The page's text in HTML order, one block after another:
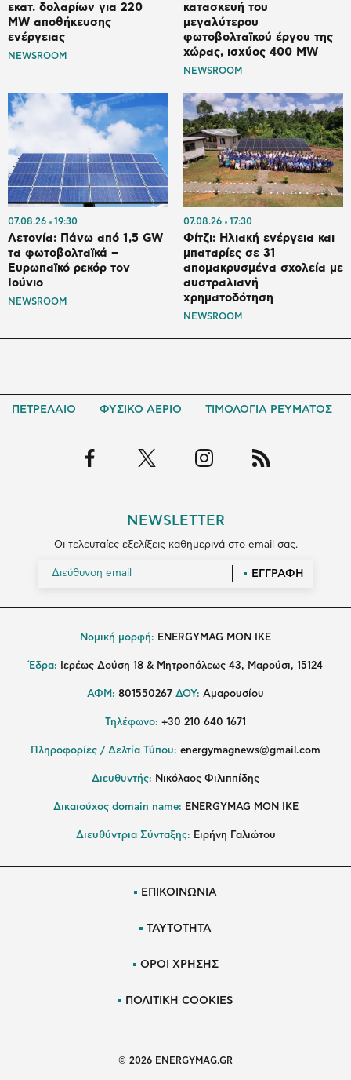
εκατ. δολαρίων για 220
MW αποθήκευσης
ενέργειας
NEWSROOM
κατασκευή του
μεγαλύτερου
φωτοβολταϊκού έργου της
χώρας, ισχύος 400 MW
NEWSROOM
07.08.26 19:30
Λετονία: Πάνω από 1,5 GW
τα φωτοβολταϊκά –
Ευρωπαϊκό ρεκόρ τον
Ιούνιο
NEWSROOM
07.08.26 17:30
Φίτζι: Ηλιακή ενέργεια και
μπαταρίες σε 31
απομακρυσμένα σχολεία με
αυστραλιανή
χρηματοδότηση
NEWSROOM
ΠΕΤΡΕΛΑΙΟ ΦΥΣΙΚΟ ΑΕΡΙΟ ΤΙΜΟΛΟΓΙΑ ΡΕΥΜΑΤΟΣ
NEWSLETTER
Οι τελευταίες εξελίξεις καθημερινά στο email σας.
ΕΓΓΡΑΦΗ
Νομική μορφή: ENERGYMAG MON IKE
Έδρα: Ιερέως Δούση 18 & Μητροπόλεως 43, Μαρούσι, 15124
ΑΦΜ: 801550267 ΔΟΥ: Αμαρουσίου
Τηλέφωνο: +30 210 640 1671
Πληροφορίες / Δελτία Τύπου: energymagnews@gmail.com
Διευθυντής: Νικόλαος Φιλιππίδης
Δικαιούχος domain name: ENERGYMAG ΜΟΝ ΙΚΕ
Διευθύντρια Σύνταξης: Ειρήνη Γαλιώτου
ΕΠΙΚΟΙΝΩΝΙΑ
ΤΑΥΤΟΤΗΤΑ
ΟΡΟΙ ΧΡΗΣΗΣ
ΠΟΛΙΤΙΚΗ COOKIES
© 2026 ENERGYMAG.GR